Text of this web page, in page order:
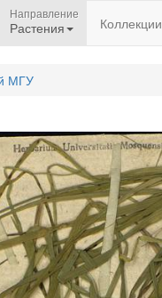
Направление
Растения Коллекции
МГУ